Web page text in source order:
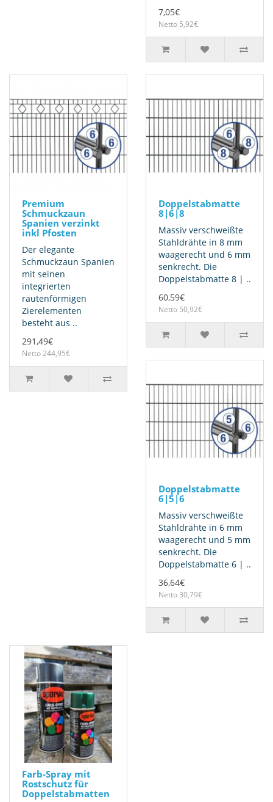
7,05€
Netto 5,92€
Premium
Schmuckzaun
Spanien verzinkt
inkl Pfosten
Der elegante
Schmuckzaun Spanien
mit seinen
integrierten
rautenförmigen
Zierelementen
besteht aus ..
291,49€
Netto 244,95€
Doppelstabmatte
8|6|8
Massiv verschweißte
Stahldrähte in 8 mm
waagerecht und 6 mm
senkrecht. Die
Doppelstabmatte 8 | ..
60,59€
Netto 50,92€
Doppelstabmatte
6|5|6
Massiv verschweißte
Stahldrähte in 6 mm
waagerecht und 5 mm
senkrecht. Die
Doppelstabmatte 6 | ..
36,64€
Netto 30,79€
Farb-Spray mit
Rostschutz für
Doppelstabmatten